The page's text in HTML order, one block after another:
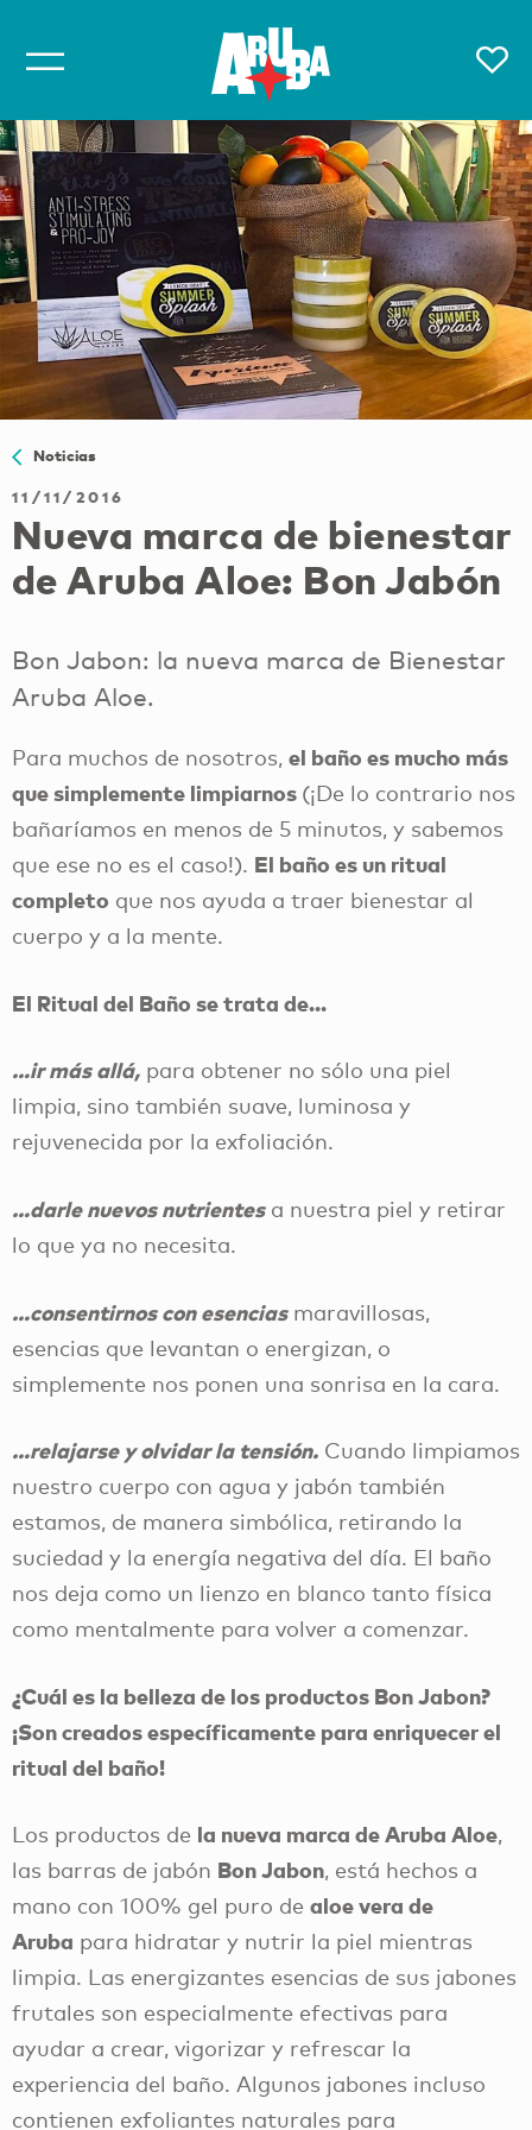
Noticias
11/11/2016
Nueva marca de bienestar
de Aruba Aloe: Bon Jabón
Bon Jabon: la nueva marca de Bienestar
Aruba Aloe.
Para muchos de nosotros, el baño es mucho más
que simplemente limpiarnos (¡De lo contrario nos
bañaríamos en menos de 5 minutos, y sabemos
que ese no es el caso!). El baño es un ritual
completo que nos ayuda a traer bienestar al
cuerpo y a la mente.
El Ritual del Baño se trata de…
…ir más allá, para obtener no sólo una piel
limpia, sino también suave, luminosa y
rejuvenecida por la exfoliación.
…darle nuevos nutrientesa nuestra piel y retirar
lo que ya no necesita.
…consentirnos con esenciasmaravillosas,
esencias que levantan o energizan, o
simplemente nos ponen una sonrisa en la cara.
…relajarse y olvidar la tensión. Cuando limpiamos
nuestro cuerpo con agua y jabón también
estamos, de manera simbólica, retirando la
suciedad y la energía negativa del día. El baño
nos deja como un lienzo en blanco tanto física
como mentalmente para volver a comenzar.
¿Cuál es la belleza de los productos Bon Jabon?
¡Son creados específicamente para enriquecer el
ritual del baño!
Los productos de la nueva marca de Aruba Aloe,
las barras de jabón Bon Jabon, está hechos a
mano con 100% gel puro de aloe vera de
Aruba para hidratar y nutrir la piel mientras
limpia. Las energizantes esencias de sus jabones
frutales son especialmente efectivas para
ayudar a crear, vigorizar y refrescar la
experiencia del baño. Algunos jabones incluso
contienen exfoliantes naturales para